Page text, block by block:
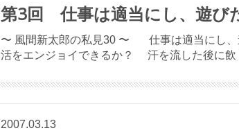
第3回 仕事は適当にし、遊び
〜 風間新太郎の私見30 〜 仕事は適当にし、
活をエンジョイできるか？ 汗を流した後に
2007.03.13